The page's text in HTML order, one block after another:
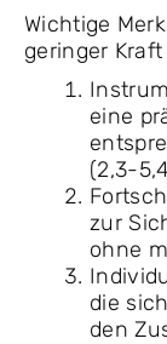
Wichtige
geringer
eine
(2,3-
zur
ohne
die
den